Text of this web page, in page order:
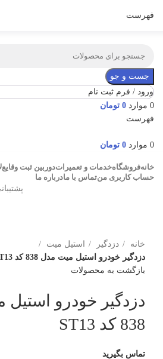
فهرست
جست و جو
ورود / فرم ثبت نام
0 موارد 0 تومان
فهرست
0 موارد 0 تومان
خانهفروشگاهخدمات و تعمیراتدوربین ثبت وقایع
حساب کاربری منتماس با مادرباره ما
خانه
دزدگیر
استیل میت
دزدگیر خودرو استیل میت مدل 838 کد ST13
بازگشت به محصولات
دزدگیر خودرو
838 کد ST13
تماس بگیرید